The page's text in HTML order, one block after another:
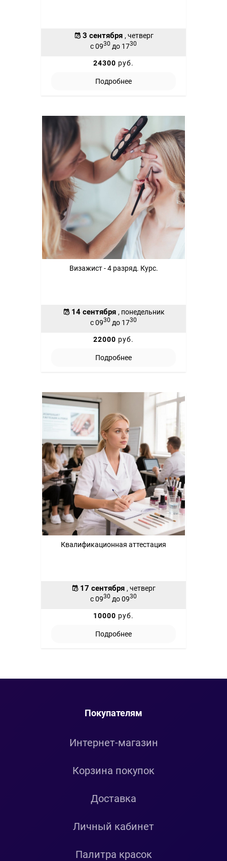
3 сентября , четверг
с 0930 до 1730
24300 руб.
Подробнее
Визажист - 4 разряд. Курс.
14 сентября , понедельник
с 0930 до 1730
22000 руб.
Подробнее
Квалификационная аттестация
17 сентября , четверг
с 0930 до 0930
10000 руб.
Подробнее
Покупателям
Интернет-магазин
Корзина покупок
Доставка
Личный кабинет
Палитра красок